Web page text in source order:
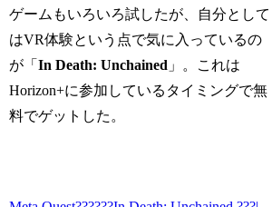
ゲームもいろいろ試したが、自分として
はVR体験という点で気に入っているの
が「In Death: Unchained 」。これは
Horizon+に参加しているタイミングで無
料でゲットした。